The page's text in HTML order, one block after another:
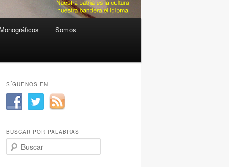
Somos
SÍGUENOS EN
BUSCAR POR PALABRAS
u